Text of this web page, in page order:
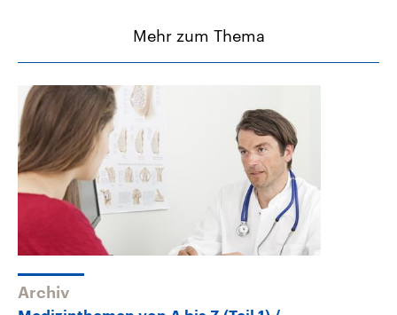
Mehr zum Thema
Archiv